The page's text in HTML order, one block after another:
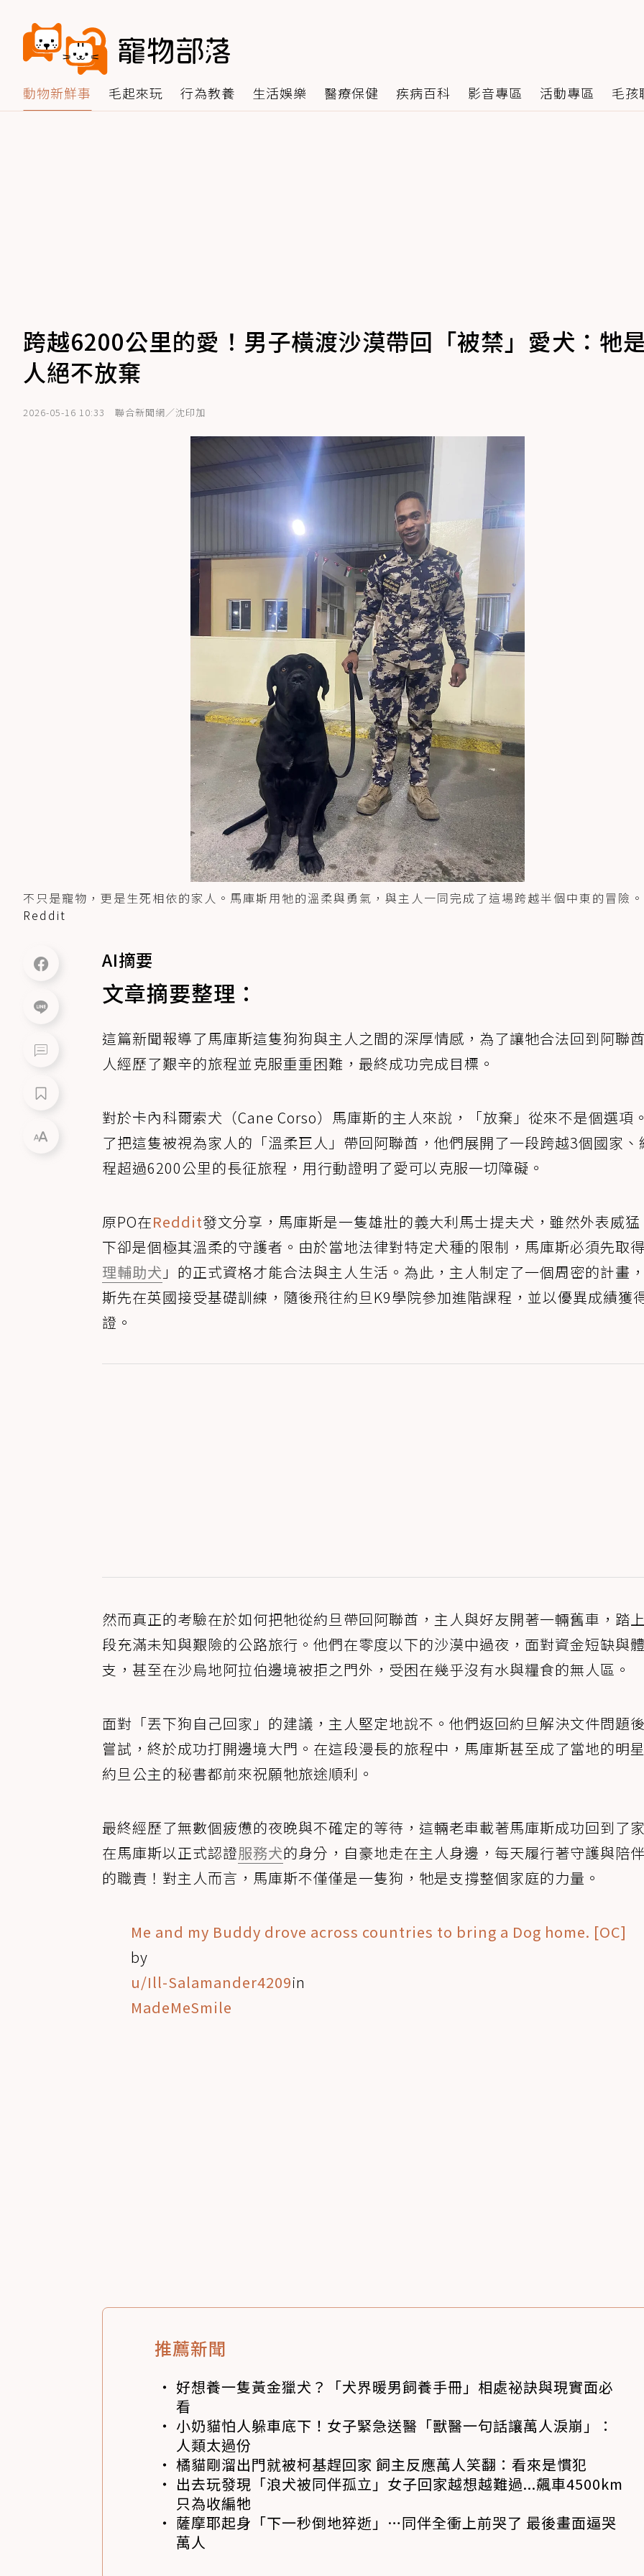
動物新鮮事 毛起來玩 行為教養 生活娛樂 醫療保健 疾病百科 影音專區 活動專區 毛孩
跨越6200公里的愛！男子橫渡沙漠帶回「被禁」愛犬：牠
人絕不放棄
2026-05-16 10:33 聯合新聞網／沈印加
不只是寵物，更是生死相依的家人。馬庫斯用牠的溫柔與勇氣，與主人一同完成了這場跨越半個中東的冒險
Reddit
AI摘要
文章摘要整理：
這篇新聞報導了馬庫斯這隻狗狗與主人之間的深厚情感，為了讓牠合法回到阿聯
人經歷了艱辛的旅程並克服重重困難，最終成功完成目標。
對於卡內科爾索犬（Cane Corso）馬庫斯的主人來說，「放棄」從來不是個選項
了把這隻被視為家人的「溫柔巨人」帶回阿聯酋，他們展開了一段跨越3個國家、
程超過6200公里的長征旅程，用行動證明了愛可以克服一切障礙。
原PO在Reddit發文分享，馬庫斯是一隻雄壯的義大利馬士提夫犬，雖然外表威
下卻是個極其溫柔的守護者。由於當地法律對特定犬種的限制，馬庫斯必須先取
理輔助犬 」的正式資格才能合法與主人生活。為此，主人制定了一個周密的計畫
斯先在英國接受基礎訓練，隨後飛往約旦K9學院參加進階課程，並以優異成績獲
證。
然而真正的考驗在於如何把牠從約旦帶回阿聯酋，主人與好友開著一輛舊車，踏
段充滿未知與艱險的公路旅行。他們在零度以下的沙漠中過夜，面對資金短缺與
支，甚至在沙烏地阿拉伯邊境被拒之門外，受困在幾乎沒有水與糧食的無人區。
面對「丟下狗自己回家」的建議，主人堅定地說不。他們返回約旦解決文件問題
嘗試，終於成功打開邊境大門。在這段漫長的旅程中，馬庫斯甚至成了當地的明
約旦公主的秘書都前來祝願牠旅途順利。
最終經歷了無數個疲憊的夜晚與不確定的等待，這輛老車載著馬庫斯成功回到了
在馬庫斯以正式認證服務犬的身分，自豪地走在主人身邊，每天履行著守護與陪
的職責！對主人而言，馬庫斯不僅僅是一隻狗，牠是支撐整個家庭的力量。
Me and my Buddy drove across countries to bring a Dog home. [OC]
by
u/Ill-Salamander4209in
MadeMeSmile
推薦新聞
好想養一隻黃金獵犬？「犬界暖男飼養手冊」相處祕訣與現實面必
看
小奶貓怕人躲車底下！女子緊急送醫「獸醫一句話讓萬人淚崩」：
人類太過份
橘貓剛溜出門就被柯基趕回家 飼主反應萬人笑翻：看來是慣犯
出去玩發現「浪犬被同伴孤立」女子回家越想越難過...飆車4500km
只為收編牠
薩摩耶起身「下一秒倒地猝逝」…同伴全衝上前哭了 最後畫面逼哭
萬人